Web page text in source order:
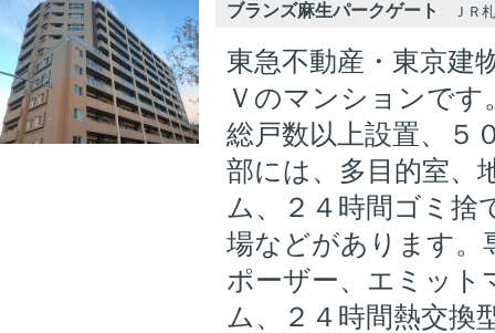
ブランズ麻生パークゲート ＪＲ札
東急不動産・東京建
Ｖのマンションです
総戸数以上設置、５
部には、多目的室、
ム、２４時間ゴミ捨
場などがあります。
ポーザー、エミット
ム、２４時間熱交換